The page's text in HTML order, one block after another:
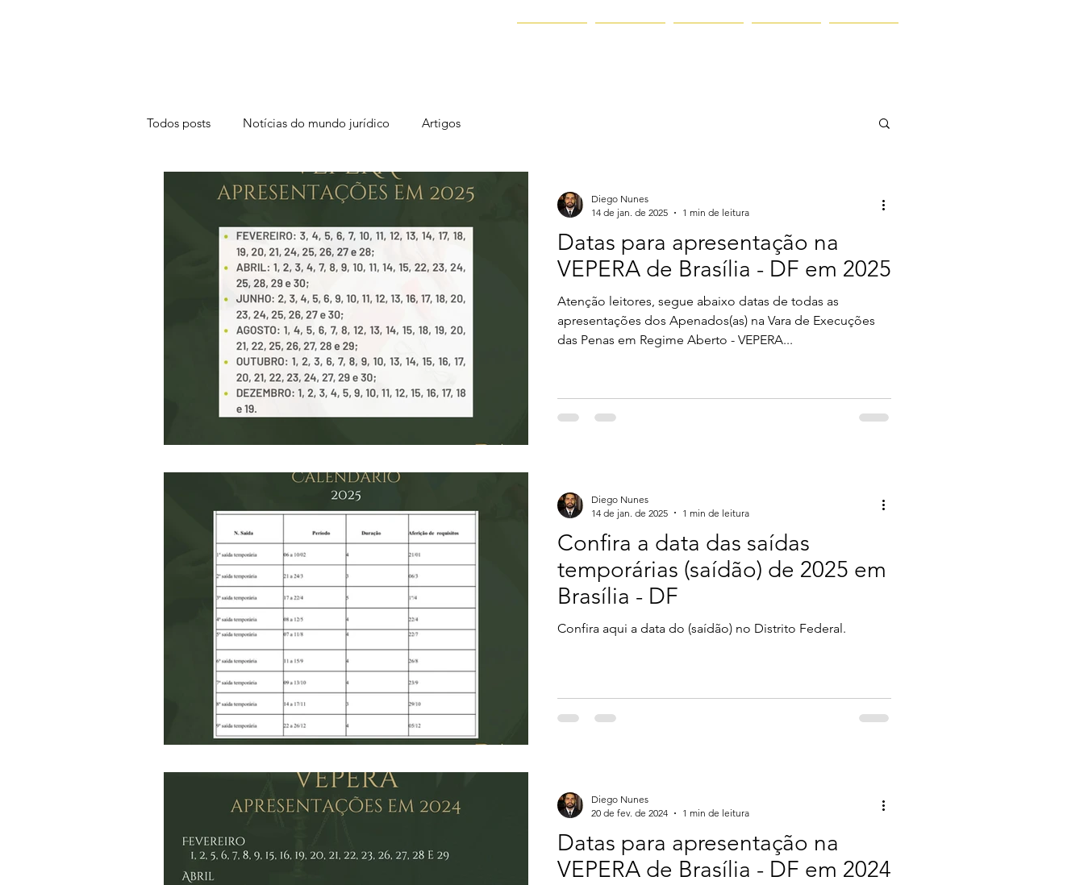
Todos posts Notícias do mundo jurídico Artigos
Datas para apresentação na
VEPERA de Brasília - DF em 2025
Atenção leitores, segue abaixo datas de todas as
apresentações dos Apenados(as) na Vara de Execuções
das Penas em Regime Aberto - VEPERA...
Diego Nunes
14 de jan. de 2025
1 min de leitura
Confira a data das saídas
temporárias (saídão) de 2025 em
Brasília - DF
Confira aqui a data do (saídão) no Distrito Federal.
Diego Nunes
14 de jan. de 2025
1 min de leitura
Datas para apresentação na
VEPERA de Brasília - DF em 2024
Diego Nunes
20 de fev. de 2024
1 min de leitura